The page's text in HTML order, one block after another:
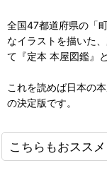
全国47都道府県の「
なイラストを描いた
て『定本 本屋図鑑』
これを読めば日本の
の決定版です。
こちらもおススメ